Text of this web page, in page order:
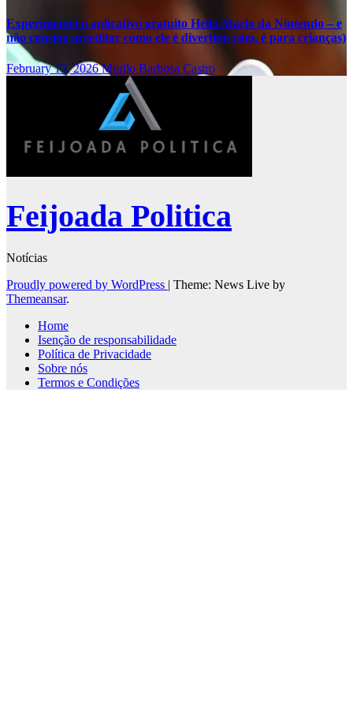
Experimentei o aplicativo gratuito Hello Mario da Nintendo – e
não consigo acreditar como ele é divertido (sim, é para crianças)
February 13, 2026Murilo Barbosa Castro
Feijoada Politica
Notícias
Proudly powered by WordPress | Theme: News Live by
Themeansar.
Home
Isenção de responsabilidade
Política de Privacidade
Sobre nós
Termos e Condições